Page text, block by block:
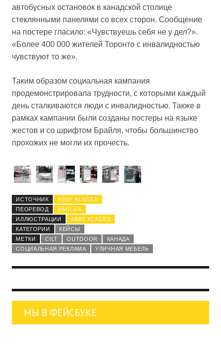
автобусных остановок в канадской столице
стеклянными панелями со всех сторон. Сообщение
на постере гласило: «Чувствуешь себя не у дел?».
«Более 400 000 жителей Торонто с инвалидностью
чувствуют то же».
Таким образом социальная кампания
продемонстрировала трудности, с которыми каждый
день сталкиваются люди с инвалидностью. Также в
рамках кампании были созданы постеры на языке
жестов и со шрифтом Брайля, чтобы большинство
прохожих не могли их прочесть.
ИСТОЧНИК
ABBY KLAGES
ПЕОРЕВОД
MMR.UA
ИЛЛЮСТРАЦИИ
ABBY KLAGES
КАТЕГОРИИ
КЕЙСЫ
МЕТКИ
CILT OUTDOOR
КАНАДА
СОЦИАЛЬНАЯ РЕКЛАМА
УЛИЧНАЯ МЕБЕЛЬ
МЫ В ФЕЙСБУКЕ